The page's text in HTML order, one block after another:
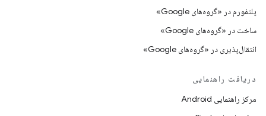
پلتفورم در «گروه‌های Google»
ساخت در «گروه‌های Google»
انتقال‌پذیری در «گروه‌های Google»
دریافت راهنمایی
مرکز راهنمایی Android